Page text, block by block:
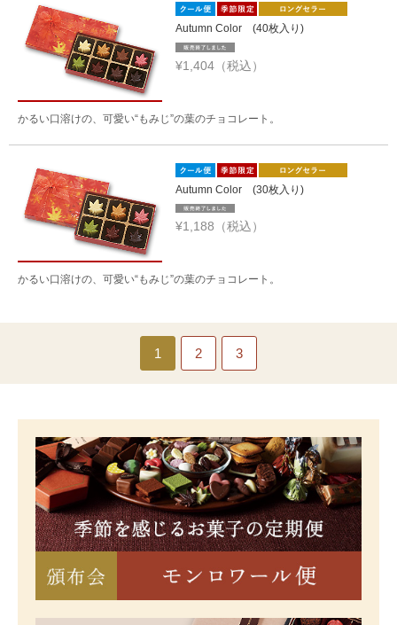
Autumn Color (40枚入り)
¥1,404（税込）
かるい口溶けの、可愛い“もみじ”の葉のチョコレート。
Autumn Color (30枚入り)
¥1,188（税込）
かるい口溶けの、可愛い“もみじ”の葉のチョコレート。
1 2 3